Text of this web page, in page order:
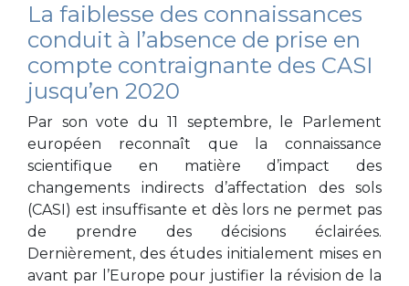
La faiblesse des connaissances
conduit à l’absence de prise en
compte contraignante des CASI
jusqu’en 2020
Par son vote du 11 septembre, le Parlement
européen reconnaît que la connaissance
scientifique en matière d’impact des
changements indirects d’affectation des sols
(CASI) est insuffisante et dès lors ne permet pas
de prendre des décisions éclairées.
Dernièrement, des études initialement mises en
avant par l’Europe pour justifier la révision de la